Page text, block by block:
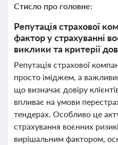
Стисло про головне:
Репутація страхової
фактор у страхуванні
виклики та критерії
Репутація страхової
просто іміджем, а
що визначає довіру
впливає на умови
тендерах. Особливо це
страхування воєнних
вирішальним фактором,